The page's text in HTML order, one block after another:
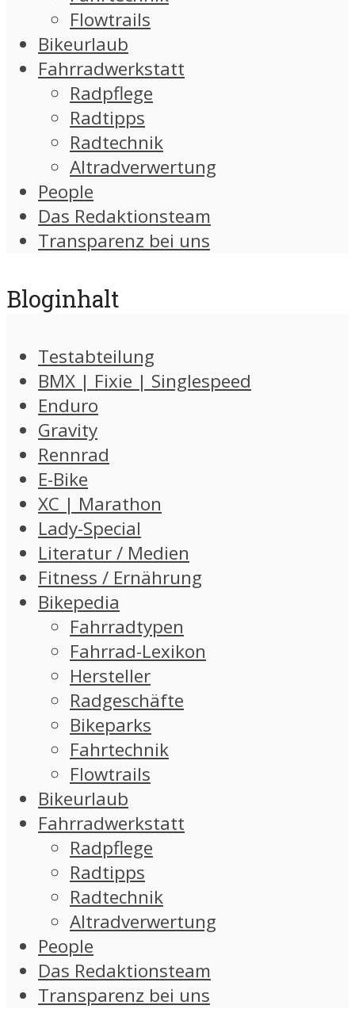
Flowtrails
Bikeurlaub
Fahrradwerkstatt
Radpflege
Radtipps
Radtechnik
Altradverwertung
People
Das Redaktionsteam
Transparenz bei uns
Bloginhalt
Testabteilung
BMX | Fixie | Singlespeed
Enduro
Gravity
Rennrad
E-Bike
XC | Marathon
Lady-Special
Literatur / Medien
Fitness / Ernährung
Bikepedia
Fahrradtypen
Fahrrad-Lexikon
Hersteller
Radgeschäfte
Bikeparks
Fahrtechnik
Flowtrails
Bikeurlaub
Fahrradwerkstatt
Radpflege
Radtipps
Radtechnik
Altradverwertung
People
Das Redaktionsteam
Transparenz bei uns